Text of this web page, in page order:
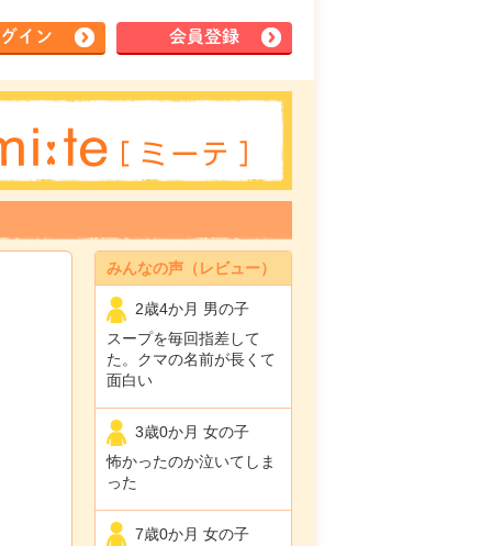
イン 会員登録
みんなの声（レビュー）
2歳4か月 男の子
スープを毎回指差して
た。クマの名前が長くて
面白い
3歳0か月 女の子
怖かったのか泣いてしま
った
7歳0か月 女の子